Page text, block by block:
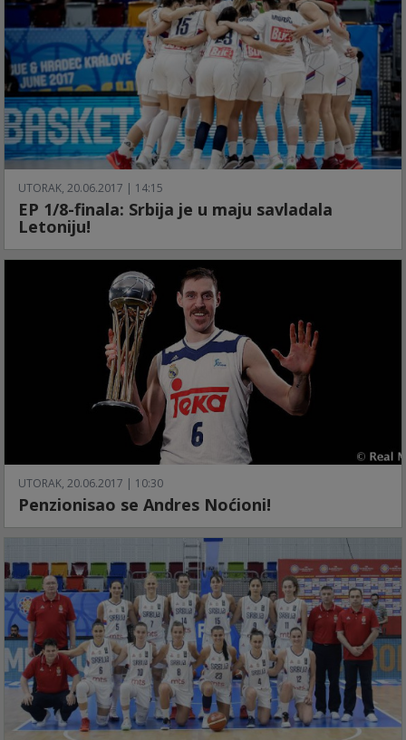
UTORAK, 20.06.2017 | 14:15
EP 1/8-finala: Srbija je u maju savladala
Letoniju!
UTORAK, 20.06.2017 | 10:30
Penzionisao se Andres Noćioni!